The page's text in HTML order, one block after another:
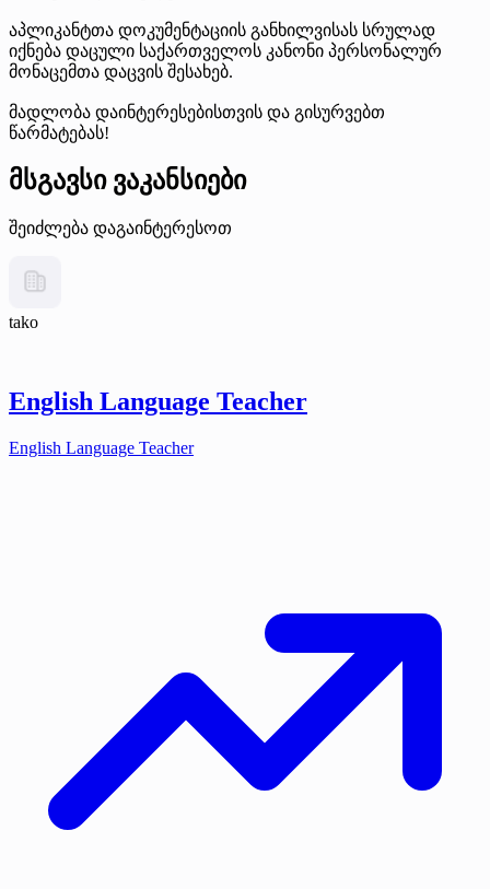
აპლიკანტთა დოკუმენტაციის განხილვისას სრულად
იქნება დაცული საქართველოს კანონი პერსონალურ
მონაცემთა დაცვის შესახებ.
მადლობა დაინტერესებისთვის და გისურვებთ
წარმატებას!
მსგავსი ვაკანსიები
შეიძლება დაგაინტერესოთ
tako
English Language Teacher
English Language Teacher